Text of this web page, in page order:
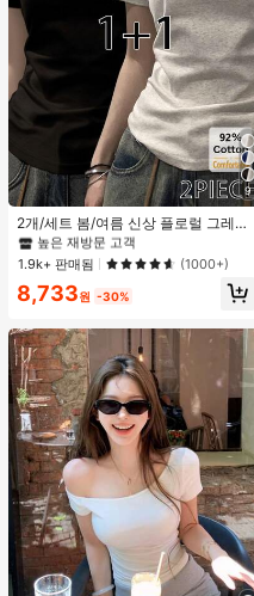
9
2개/세트 봄/여름 신상 플로럴 그레이
+ 블랙 반팔 티셔츠, 여성 슬림핏 솔리
드 컬러 언더셔츠 캐주얼
#2 TOP 3위
에서 피부 친화적 여성 상의, 블라우스 & 티
높은 재방문 고객
#2 TOP 3위
에서 피부 친화적 여성 상의, 블라우스 & 티
높은 재방문 고객
#2 TOP 3위
에서 피부 친화적 여성 상의, 블라우스 & 티
높은 재방문 고객
#2 TOP 3위
에서 피부 친화적 여성 상의, 블라우스 & 티
높은 재방문 고객
1.9k+ 판매됨 (1000+)
8,733원 -30%